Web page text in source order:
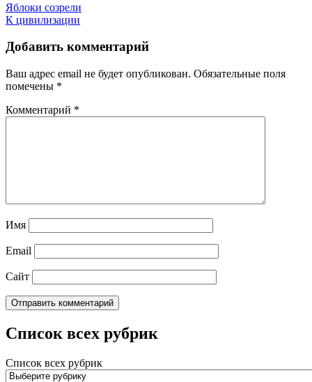
Яблоки созрели
К цивилизации
Добавить комментарий
Ваш адрес email не будет опубликован. Обязательные поля
помечены *
Комментарий *
Имя
Email
Сайт
Список всех рубрик
Список всех рубрик